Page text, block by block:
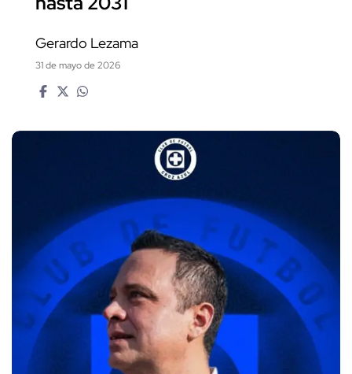
Gerardo Lezama
31 de mayo de 2026